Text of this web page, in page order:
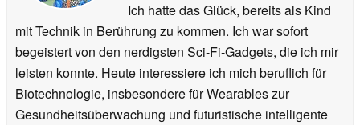
Ich hatte das Glück, bereits als Kind
mit Technik in Berührung zu kommen. Ich war sofort
begeistert von den nerdigsten Sci-Fi-Gadgets, die ich mir
leisten konnte. Heute interessiere ich mich beruflich für
Biotechnologie, insbesondere für Wearables zur
Gesundheitsüberwachung und futuristische intelligente